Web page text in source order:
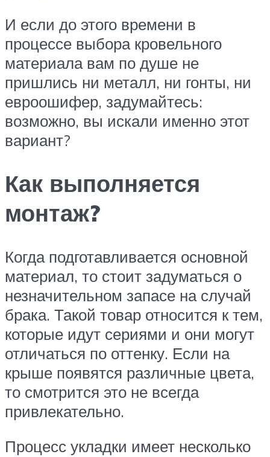
И если до этого времени в
процессе выбора кровельного
материала вам по душе не
пришлись ни металл, ни гонты, ни
евроошифер, задумайтесь:
возможно, вы искали именно этот
вариант?
Как выполняется
монтаж?
Когда подготавливается основной
материал, то стоит задуматься о
незначительном запасе на случай
брака. Такой товар относится к тем,
которые идут сериями и они могут
отличаться по оттенку. Если на
крыше появятся различные цвета,
то смотрится это не всегда
привлекательно.
Процесс укладки имеет несколько